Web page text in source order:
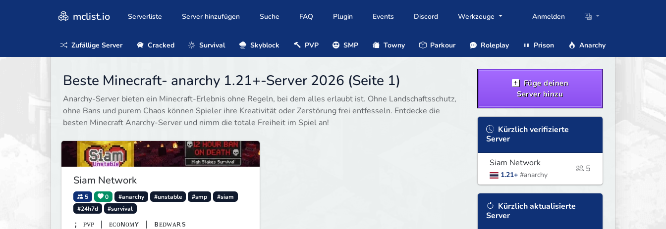
mclist.io Serverliste Server hinzufügen Suche FAQ Plugin Events Discord Werkzeuge Anmelden
Zufällige Server Cracked Survival Skyblock PVP SMP Towny Parkour Roleplay Prison Anarchy
Beste Minecraft- anarchy 1.21+-Server 2026 (Seite 1)
Anarchy-Server bieten ein Minecraft-Erlebnis ohne Regeln, bei dem alles erlaubt ist. Ohne Landschaftsschutz,
ohne Bans und purem Chaos können Spieler ihre Kreativität oder Zerstörung frei entfesseln. Entdecke die
besten Minecraft Anarchy-Server und nimm die totale Freiheit im Spiel an!
Siam Network
5 0 #anarchy #unstable #smp
#siam
#24h7d
#survival
; ᴘᴠᴘ | ᴇᴄᴏɴᴏᴍʏ | ʙᴇᴅᴡᴀʀѕ
Füge deinen
Server hinzu
Kürzlich verifizierte
Server
Siam Network
1.21+ #anarchy
5
Kürzlich aktualisierte
Server